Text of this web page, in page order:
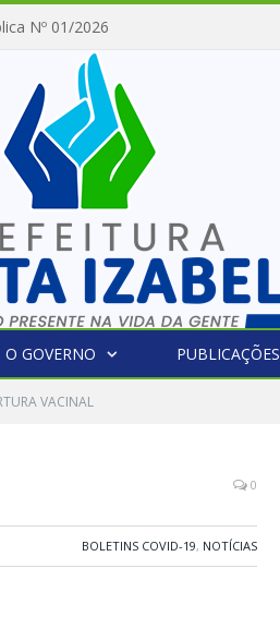
Nº 01/2026
O GOVERNO PUBLICAÇÕES
VACINAL
0
BOLETINS COVID-19, NOTÍCIAS